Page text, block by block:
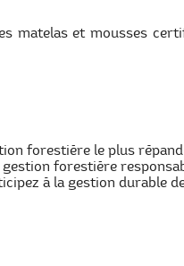
matelas et mousses
forestière le plus
forestière
à la gestion durable